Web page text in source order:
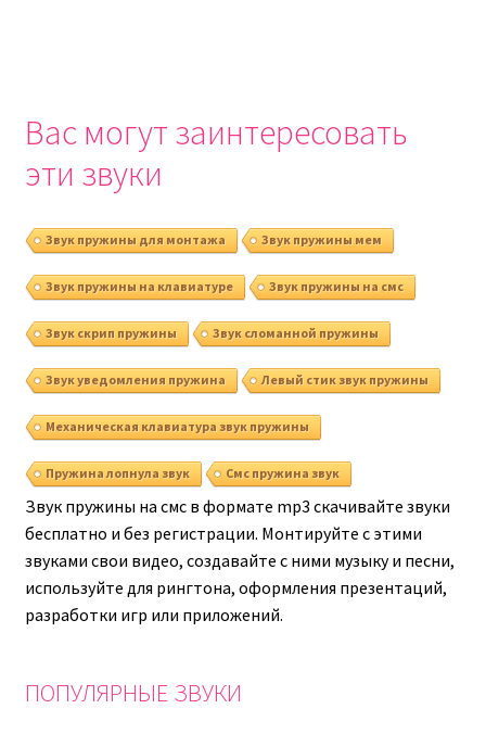
Вас могут заинтересовать
эти звуки
Звук пружины для монтажа Звук пружины мем
Звук пружины на клавиатуре Звук пружины на смс
Звук скрип пружины Звук сломанной пружины
Звук уведомления пружина Левый стик звук пружины
Механическая клавиатура звук пружины
Пружина лопнула звук Смс пружина звук
Звук пружины на смс в формате mp3 скачивайте звуки
бесплатно и без регистрации. Монтируйте с этими
звуками свои видео, создавайте с ними музыку и песни,
используйте для рингтона, оформления презентаций,
разработки игр или приложений.
ПОПУЛЯРНЫЕ ЗВУКИ